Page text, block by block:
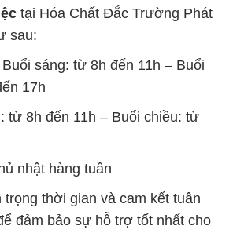
tại Hóa Chất Đắc Trường Phát
sau:
sáng: từ 8h đến 11h – Buổi
17h
từ 8h đến 11h – Buổi chiều: từ
nhật hàng tuần
trọng thời gian và cam kết tuân
đảm bảo sự hỗ trợ tốt nhất cho